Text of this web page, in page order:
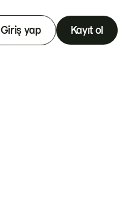
Giriş yap Kayıt ol